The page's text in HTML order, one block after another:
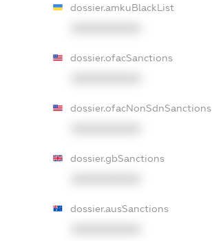
dossier.amkuBlackList
dossier.ofacSanctions
dossier.ofacNonSdnSanctions
dossier.gbSanctions
dossier.ausSanctions